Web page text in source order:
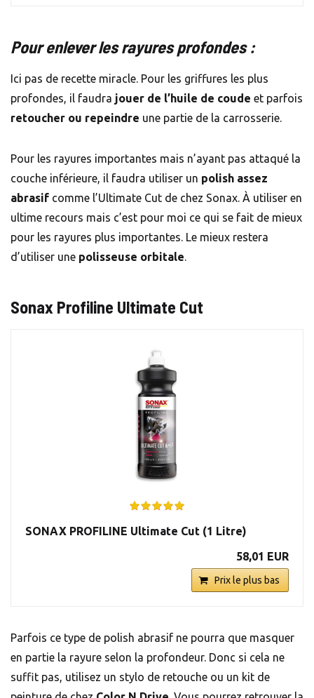
Pour enlever les rayures profondes :
Ici pas de recette miracle. Pour les griffures les plus
profondes, il faudra jouer de l’huile de coude et parfois
retoucher ou repeindre une partie de la carrosserie.
Pour les rayures importantes mais n’ayant pas attaqué la
couche inférieure, il faudra utiliser un polish assez
abrasif comme l’Ultimate Cut de chez Sonax. À utiliser en
ultime recours mais c’est pour moi ce qui se fait de mieux
pour les rayures plus importantes. Le mieux restera
d’utiliser une polisseuse orbitale.
Sonax Profiline Ultimate Cut
SONAX PROFILINE Ultimate Cut (1 Litre)
58,01 EUR
Prix le plus bas
Parfois ce type de polish abrasif ne pourra que masquer
en partie la rayure selon la profondeur. Donc si cela ne
suffit pas, utilisez un stylo de retouche ou un kit de